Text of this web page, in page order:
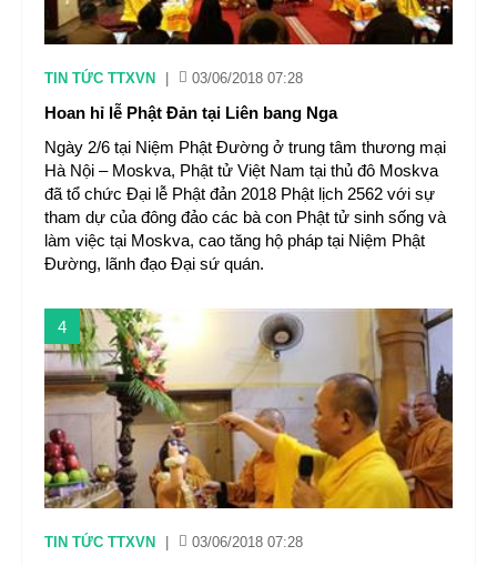
TIN TỨC TTXVN 03/06/2018 07:28
Hoan hỉ lễ Phật Đản tại Liên bang Nga
Ngày 2/6 tại Niệm Phật Đường ở trung tâm thương mại
Hà Nội – Moskva, Phật tử Việt Nam tại thủ đô Moskva
đã tổ chức Đại lễ Phật đản 2018 Phật lịch 2562 với sự
tham dự của đông đảo các bà con Phật tử sinh sống và
làm việc tại Moskva, cao tăng hộ pháp tại Niệm Phật
Đường, lãnh đạo Đại sứ quán.
4
TIN TỨC TTXVN 03/06/2018 07:28